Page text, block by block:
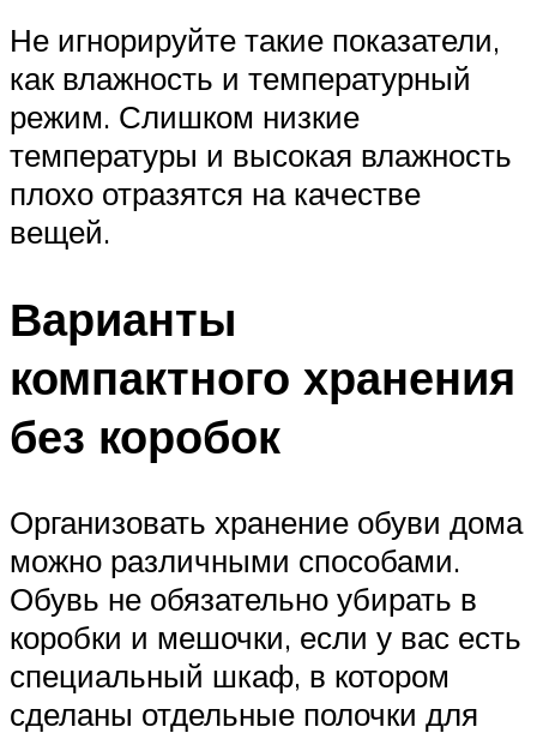
Не игнорируйте такие показатели,
как влажность и температурный
режим. Слишком низкие
температуры и высокая влажность
плохо отразятся на качестве
вещей.
Варианты
компактного хранения
без коробок
Организовать хранение обуви дома
можно различными способами.
Обувь не обязательно убирать в
коробки и мешочки, если у вас есть
специальный шкаф, в котором
сделаны отдельные полочки для